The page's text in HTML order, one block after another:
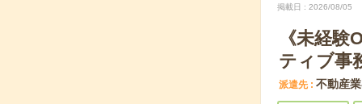
掲載日 2026/08/05
《未経
ティブ事
派遣先 不動産